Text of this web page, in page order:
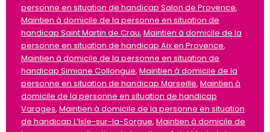
personne en situation de handicap Salon de Provence,
Maintien à domicile de la personne en situation de
handicap Saint Martin de Crau, Maintien à domicile de la
personne en situation de handicap Aix en Provence,
Maintien à domicile de la personne en situation de
handicap Simiane Collongue, Maintien à domicile de la
personne en situation de handicap Marseille, Maintien à
domicile de la personne en situation de handicap
Varages, Maintien à domicile de la personne en situation
de handicap L’Isle-sur-la-Sorgue, Maintien à domicile de